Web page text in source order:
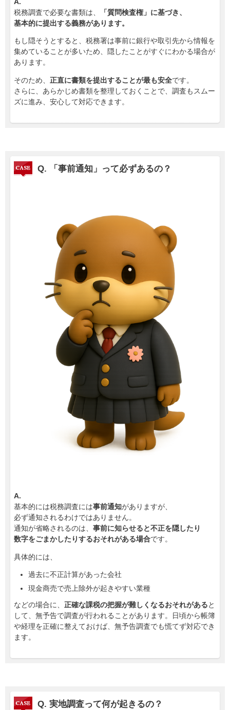
A.
税務調査で必要な書類は、
「質問検査権」に基づき、
基本的に提出する義務があります。
もし隠そうとすると、税務署は事前に銀行や取引先から情報を
集めていることが多いため、隠したことがすぐにわかる場合が
あります。
そのため、 正直に書類を提出することが最も安全です。
さらに、あらかじめ書類を整理しておくことで、調査もスムー
ズに進み、安心して対応できます。
Q. 「事前通知」って必ずあるの？
A.
基本的には税務調査には事前通知がありますが、
必ず通知されるわけではありません。
通知が省略されるのは、 事前に知らせると不正を隠したり
数字をごまかしたりするおそれがある場合です。
具体的には、
過去に不正計算があった会社
現金商売で売上除外が起きやすい業種
などの場合に、 正確な課税の把握が難しくなるおそれがある と
して、無予告で調査が行われることがあります。日頃から帳簿
や経理を正確に整えておけば、無予告調査でも慌てず対応でき
ます。
Q. 実地調査って何が起きるの？